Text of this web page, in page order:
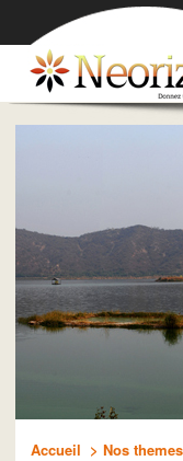
Accueil > Nos